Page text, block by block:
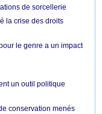
de sorcellerie
la crise des droits
le genre a un impact
un outil politique
conservation menés